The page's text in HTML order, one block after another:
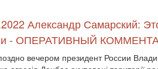
Александр Самарский:
- ОПЕРАТИВНЫЙ
вечером президент России